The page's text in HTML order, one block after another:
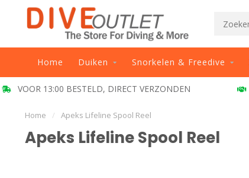
Home Duiken Snorkelen & Freedive
VOOR 13:00 BESTELD, DIRECT VERZONDEN
Home / Apeks Lifeline Spool Reel
Apeks Lifeline Spool Reel